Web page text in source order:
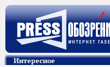
Интересное